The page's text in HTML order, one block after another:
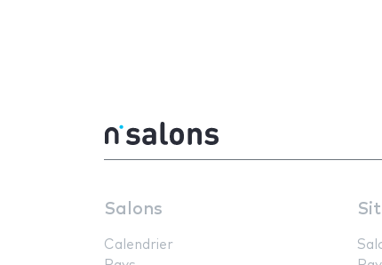
Salons
Calendrier